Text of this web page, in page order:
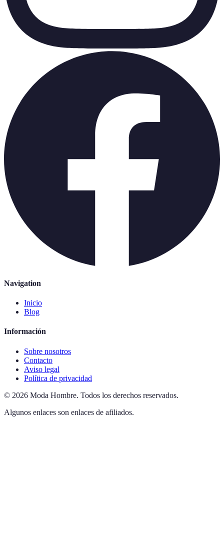
Navigation
Inicio
Blog
Información
Sobre nosotros
Contacto
Aviso legal
Política de privacidad
© 2026 Moda Hombre. Todos los derechos reservados.
Algunos enlaces son enlaces de afiliados.